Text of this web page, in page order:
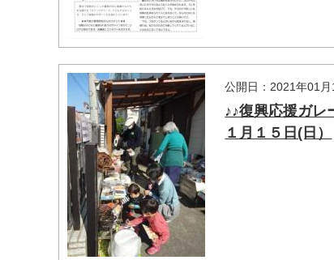
公開日：2021年01月
♪♪復興応援ガ
１月１５日(日）
マイメディア検索